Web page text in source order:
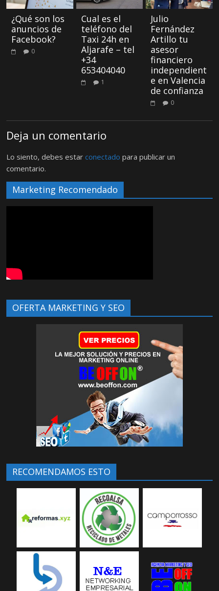
¿Qué son los
anuncios de
Facebook?
0
Cual es el
teléfono del
Taxi 24h en
Aljarafe – tel
+34
653404040
1
Julio
Fernández
Artillo tu
asesor
financiero
independient
e en Valencia
de confianza
0
Deja un comentario
Lo siento, debes estarconectado para publicar un
comentario.
Marketing Recomendado
OFERTA MARKETING Y SEO
RECOMENDAMOS ESTO